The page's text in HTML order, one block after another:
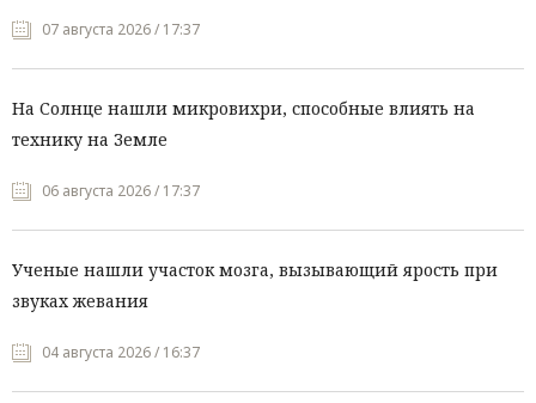
07 августа 2026 / 17:37
На Солнце нашли микровихри, способные влиять на
технику на Земле
06 августа 2026 / 17:37
Ученые нашли участок мозга, вызывающий ярость при
звуках жевания
04 августа 2026 / 16:37